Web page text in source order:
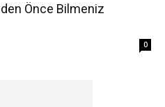
Önce Bilmeniz
0